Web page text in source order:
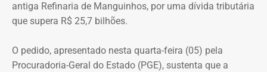
antiga Refinaria de Manguinhos, por uma dívida tributária
que supera R$ 25,7 bilhões.
O pedido, apresentado nesta quarta-feira (05) pela
Procuradoria-Geral do Estado (PGE), sustenta que a